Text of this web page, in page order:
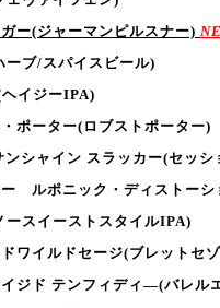
ー(ジャーマンピルスナー)
ーブ/スパイスビール)
イジーIPA)
ポーター(ロブストポーター)
シャイン スラッカー(セッシ
ルポニック・ディストーシ
ースイーストスタイルIPA)
ワイルドセージ(ブレットセ
ジド テンフィディ―(バレル